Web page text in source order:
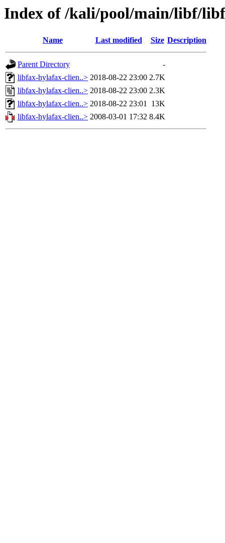
Index of /kali/pool/main/libf/
Name Last modified Size Description
Parent Directory
-
libfax-hylafax-clien..> 2018-08-22 23:00 2.7K
libfax-hylafax-clien..> 2018-08-22 23:00 2.3K
libfax-hylafax-clien..> 2018-08-22 23:01 13K
libfax-hylafax-clien..> 2008-03-01 17:32 8.4K